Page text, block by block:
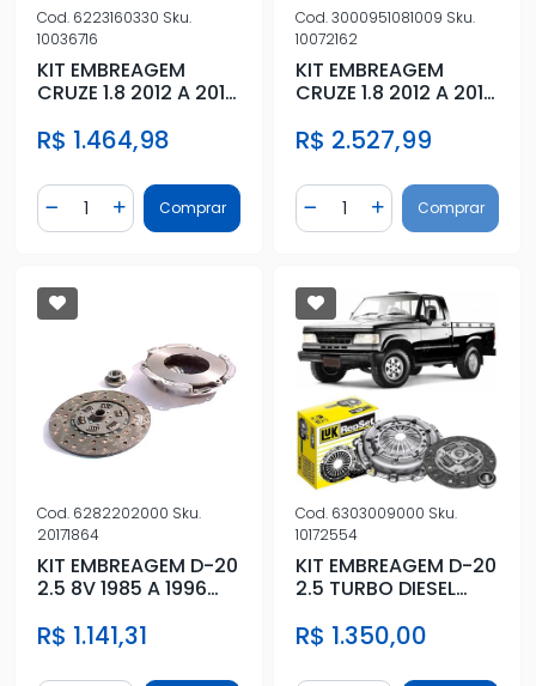
Cod. 6223160330 Sku.
10036716
KIT EMBREAGEM
CRUZE 1.8 2012 A 2012
R$ 1.464,98
Diminuir Quantidade
Quantidade
Adicionar Quantidade
Comprar
Cod.3000951081009 Sku.
10072162
KIT EMBREAGEM
CRUZE 1.8 2012 A 2016
ATUADO
R$ 2.527,99
Diminuir Quantidade
Quantidade
AdicionarComprar
Cod. 6282202000 Sku.
20171864
KIT EMBREAGEM D-20
2.5 8V 1985 A 1996
R$ 1.141,31
Cod. 6303009000 Sku.
10172554
KIT EMBREAGEM D-20
2.5 TURBO DIESEL
ROLAMENT
R$ 1.350,00